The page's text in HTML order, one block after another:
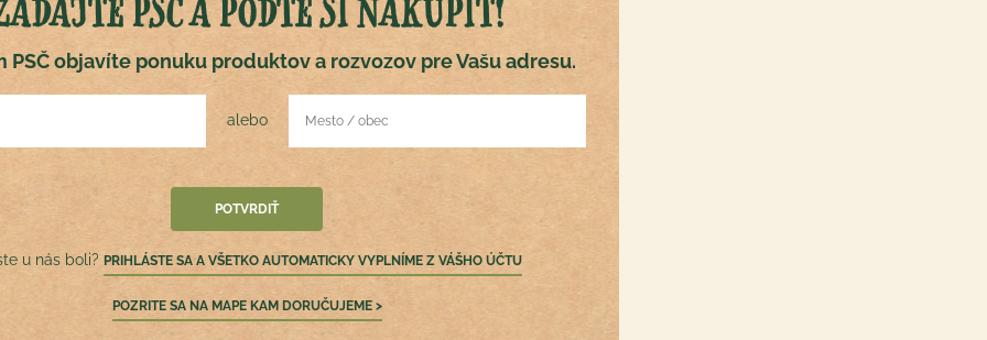
PSČ A POĎTE SI NAKÚPIŤ!
PSČ objavíte ponuku produktov a rozvozov pre Vašu adresu.
alebo
u nás boli? PRIHLÁSTE SA A VŠETKO AUTOMATICKY VYPLNÍME Z VÁŠHO ÚČTU
POZRITE SA NA MAPE KAM DORUČUJEME >